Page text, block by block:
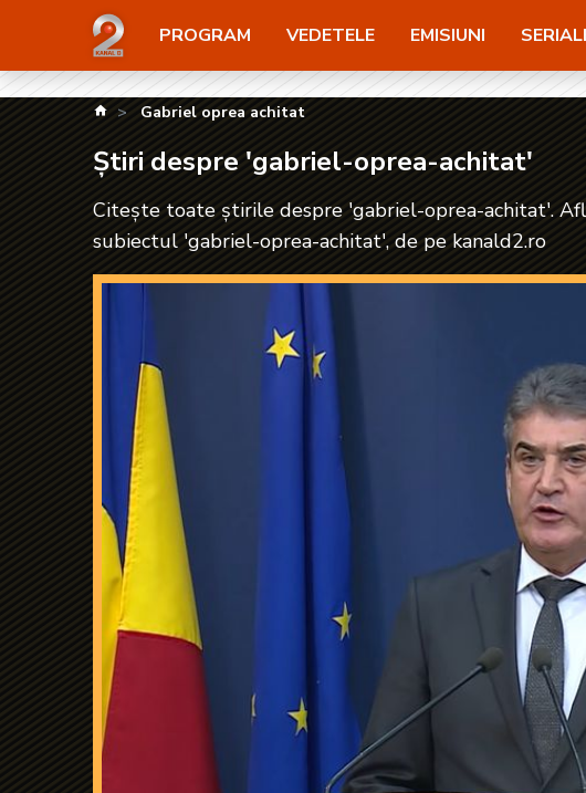
Știri despre 'gabriel-oprea-achitat'| kanald2.ro
PROGRAM VEDETELE EMISIUNI
kanald.ro
Gabriel oprea achitat
Știri despre 'gabriel-oprea-achitat'
Citește toate știrile despre 'gabriel-oprea-achitat'.
subiectul 'gabriel-oprea-achitat', de pe kanald2.ro